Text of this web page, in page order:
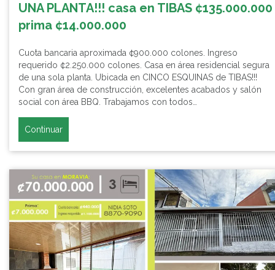
UNA PLANTA!!! casa en TIBAS ¢135.000.000
prima ¢14.000.000
Cuota bancaria aproximada ¢900.000 colones. Ingreso
requerido ¢2.250.000 colones. Casa en área residencial segura
de una sola planta. Ubicada en CINCO ESQUINAS de TIBAS!!!
Con gran área de construcción, excelentes acabados y salón
social con área BBQ. Trabajamos con todos…
Continuar